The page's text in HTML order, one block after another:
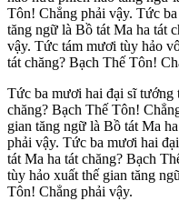
Tôn! Chẳng phải vậy. Tức
tăng ngữ là Bồ tát Ma ha tát
vậy. Tức tám mươi tùy hảo
tát chăng? Bạch Thế Tôn!
Tức ba mươi hai đại sĩ tướng
chăng? Bạch Thế Tôn!
gian tăng ngữ là Bồ tát Ma
phải vậy. Tức ba mươi hai
tát Ma ha tát chăng? Bạch
tùy hảo xuất thế gian tăng
Tôn! Chẳng phải vậy.